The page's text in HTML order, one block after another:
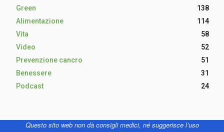
Green
138
Alimentazione
114
Vita
58
Video
52
Prevenzione cancro
51
Benessere
31
Podcast
24
Questo sito web non dà consigli medici, né suggerisce l’uso